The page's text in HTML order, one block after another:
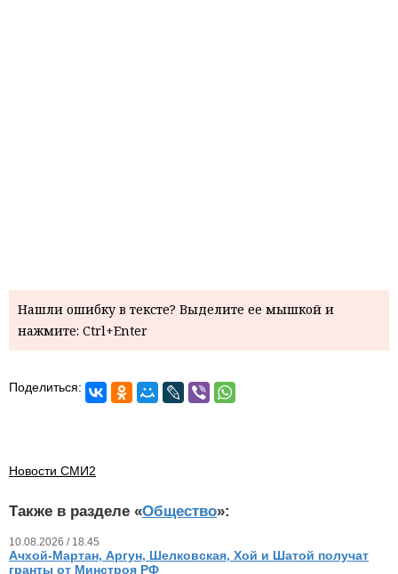
Нашли ошибку в тексте? Выделите ее мышкой и
нажмите: Ctrl+Enter
Поделиться:
Новости СМИ2
Также в разделе «Общество»:
10.08.2026 / 18.45
Ачхой-Мартан, Аргун, Шелковская, Хой и Шатой получат
гранты от Минстроя РФ